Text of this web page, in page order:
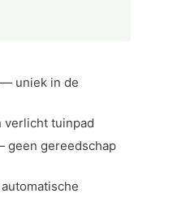
uniek in de
tuinpad
geen gereedschap